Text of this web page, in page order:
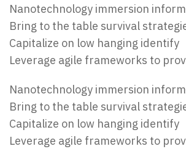
Nanotechnology immersion
Bring to the table survival
Capitalize on low hanging identify
Leverage agile frameworks to
Nanotechnology immersion
Bring to the table survival
Capitalize on low hanging identify
Leverage agile frameworks to